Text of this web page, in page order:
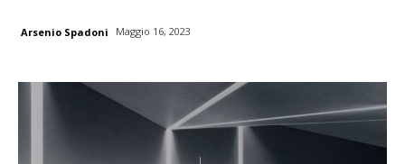
Arsenio Spadoni Maggio 16, 2023